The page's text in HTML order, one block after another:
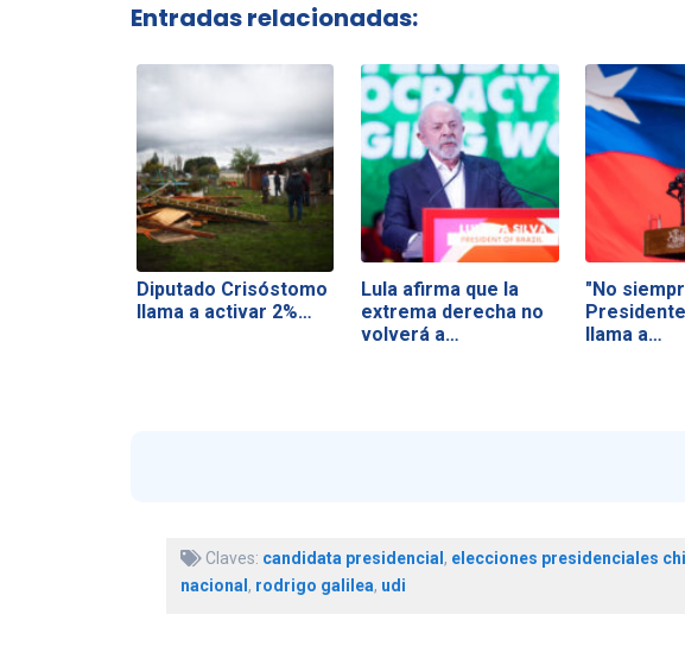
Entradas relacionadas:
Diputado Crisóstomo
llama a activar 2%…
Lula afirma que la
extrema derecha no
volverá a…
"No
llama a…
Claves: candidata presidencial , elecciones presidenciales
nacional , rodrigo galilea, udi